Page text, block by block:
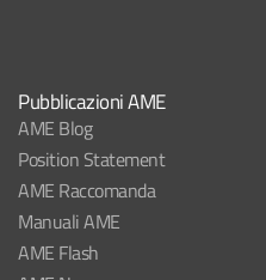
Pubblicazioni AME
AME Blog
Position Statement
AME Raccomanda
Manuali AME
AME Flash